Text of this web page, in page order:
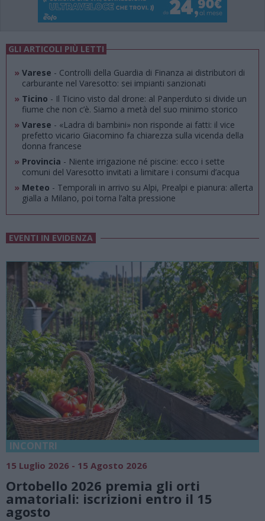
GLI ARTICOLI PIÙ LETTI
» Varese - Controlli della Guardia di Finanza ai distributori di
carburante nel Varesotto: sei impianti sanzionati
» Ticino - Il Ticino visto dal drone: al Panperduto si divide un
fiume che non c’è. Siamo a metà del suo minimo storico
» Varese - «Ladra di bambini» non risponde ai fatti: il vice
prefetto vicario Giacomino fa chiarezza sulla vicenda della
donna francese
» Provincia - Niente irrigazione né piscine: ecco i sette
comuni del Varesotto invitati a limitare i consumi d’acqua
» Meteo - Temporali in arrivo su Alpi, Prealpi e pianura: allerta
gialla a Milano, poi torna l’alta pressione
EVENTI IN EVIDENZA
INCONTRI
15 Luglio 2026 - 15 Agosto 2026
Ortobello 2026 premia gli orti
amatoriali: iscrizioni entro il 15
agosto